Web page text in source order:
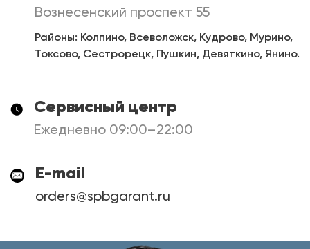
Вознесенский проспект 55
Районы: Колпино, Всеволожск, Кудрово, Мурино,
Токсово, Сестрорецк, Пушкин, Девяткино, Янино.
Сервисный центр
Ежедневно 09:00–22:00
E-mail
orders@spbgarant.ru